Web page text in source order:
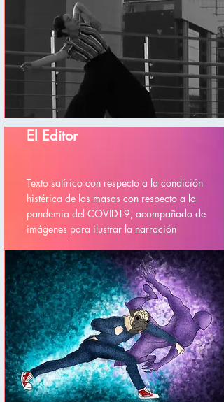
El Editor
Texto satírico con respecto a la condición
histérica de las masas con respecto a la
pandemia del COVID19, acompañado de
imágenes para ilustrar la narración